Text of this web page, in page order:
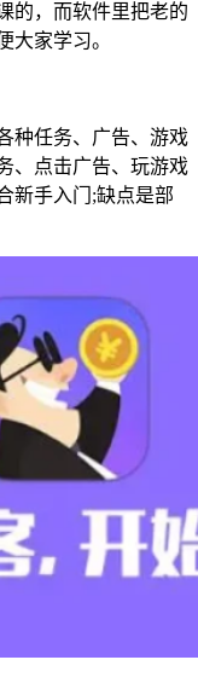
的，而软件里把老的
大家学习。
种任务、广告、游戏
、点击广告、玩游戏
新手入门;缺点是部